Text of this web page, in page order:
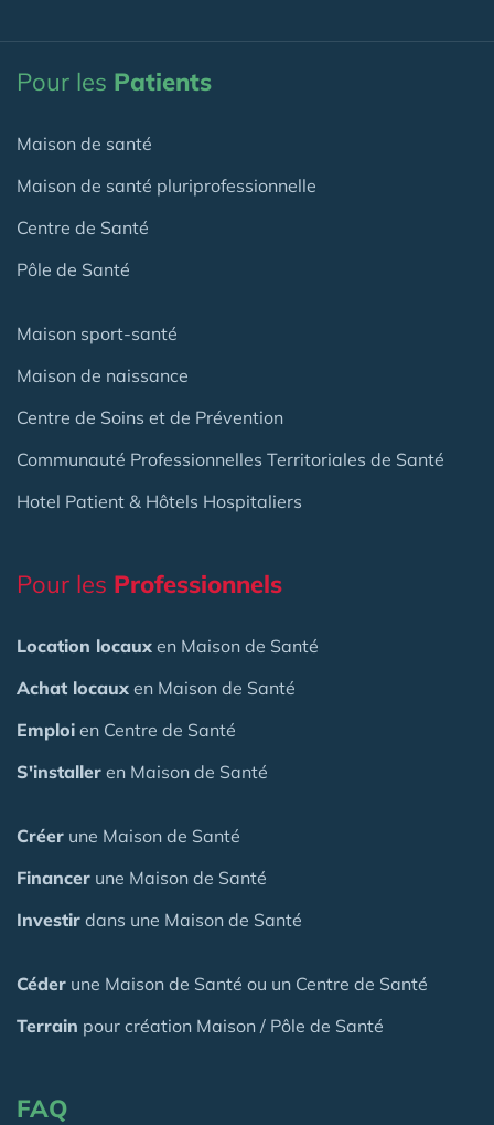
Pour les Patients
Maison de santé
Maison de santé pluriprofessionnelle
Centre de Santé
Pôle de Santé
Maison sport-santé
Maison de naissance
Centre de Soins et de Prévention
Communauté Professionnelles Territoriales de Santé
Hotel Patient & Hôtels Hospitaliers
Pour les Professionnels
Location locaux en Maison de Santé
Achat locaux en Maison de Santé
Emploi en Centre de Santé
S'installer en Maison de Santé
Créer une Maison de Santé
Financer une Maison de Santé
Investir dans une Maison de Santé
Céder une Maison de Santé ou un Centre de Santé
Terrain pour création Maison / Pôle de Santé
FAQ